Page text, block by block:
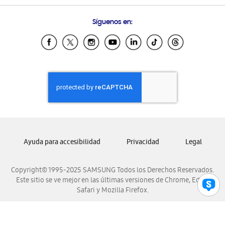
Samsung Ecuador
Samsung El Salvador
Samsung Honduras
Samsung Nicaragua
Samsung Panamá
Samsung Venezuela
Síguenos en:
Copyright© 1995-2025 SAMSUNG Todos los Derechos Reservados.
Este sitio se ve mejor en las últimas versiones de Chrome, Edge,
Safari y Mozilla Firefox.
Ayuda para accesibilidad Privacidad Legal